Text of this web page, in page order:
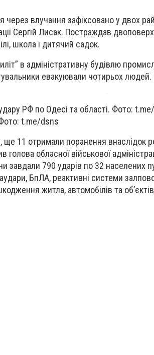
влучання зафіксовано у двох
Сергій Лисак. Постраждав
школа і дитячий садок.
в адміністративну будівлю
евакуювали чотирьох
удару РФ по Одесі та області. Фото:
t.me/dsns
11 отримали поранення внаслідок
голова обласної військової
завдали 790 ударів по 32 населених
БпЛА, реактивні системи
житла, автомобілів та